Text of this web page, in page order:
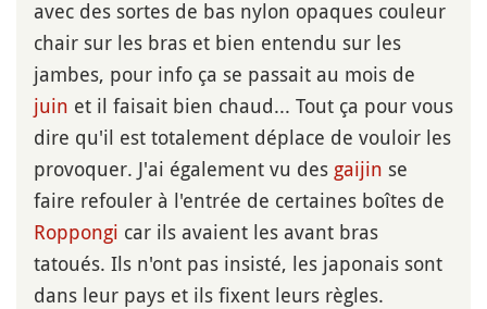
avec des sortes de bas nylon opaques couleur
chair sur les bras et bien entendu sur les
jambes, pour info ça se passait au mois de
juin et il faisait bien chaud... Tout ça pour vous
dire qu'il est totalement déplace de vouloir les
provoquer. J'ai également vu des gaijin se
faire refouler à l'entrée de certaines boîtes de
Roppongi car ils avaient les avant bras
tatoués. Ils n'ont pas insisté, les japonais sont
dans leur pays et ils fixent leurs règles.